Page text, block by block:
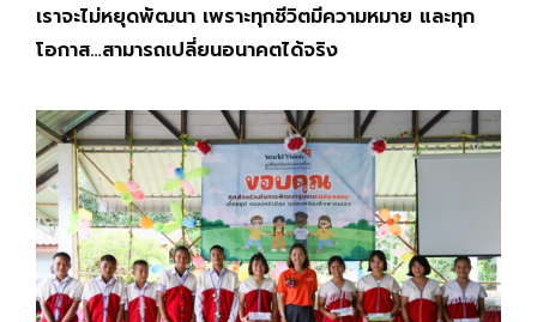
เราจะไม่หยุดพัฒนา เพราะทุกชีวิตมีความหมาย และทุก
โอกาส…สามารถเปลี่ยนอนาคตได้จริง